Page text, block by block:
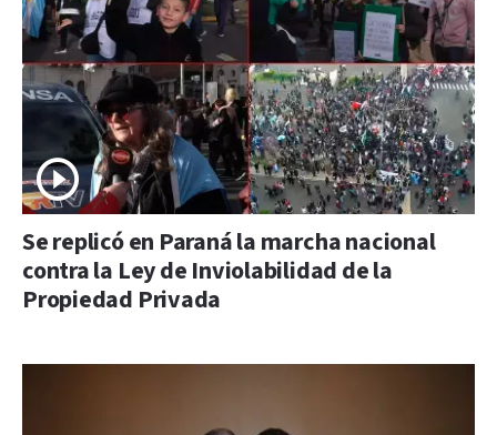
Se replicó en Paraná la marcha nacional
contra la Ley de Inviolabilidad de la
Propiedad Privada